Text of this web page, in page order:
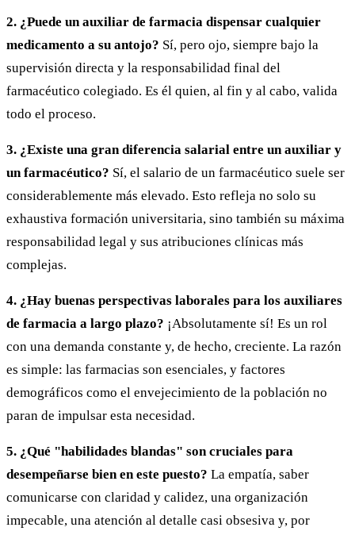
2. ¿Puede un auxiliar de farmacia dispensar cualquier
medicamento a su antojo? Sí, pero ojo, siempre bajo la
supervisión directa y la responsabilidad final del
farmacéutico colegiado. Es él quien, al fin y al cabo, valida
todo el proceso.
3. ¿Existe una gran diferencia salarial entre un auxiliar y
un farmacéutico? Sí, el salario de un farmacéutico suele ser
considerablemente más elevado. Esto refleja no solo su
exhaustiva formación universitaria, sino también su máxima
responsabilidad legal y sus atribuciones clínicas más
complejas.
4. ¿Hay buenas perspectivas laborales para los auxiliares
de farmacia a largo plazo? ¡Absolutamente sí! Es un rol
con una demanda constante y, de hecho, creciente. La razón
es simple: las farmacias son esenciales, y factores
demográficos como el envejecimiento de la población no
paran de impulsar esta necesidad.
5. ¿Qué "habilidades blandas" son cruciales para
desempeñarse bien en este puesto? La empatía, saber
comunicarse con claridad y calidez, una organización
impecable, una atención al detalle casi obsesiva y, por